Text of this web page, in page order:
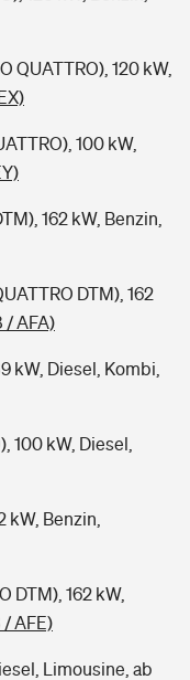
QUATTRO), 120 kW,
100 kW,
162 kW, Benzin,
DTM), 162
/ AFA)
kW, Diesel, Kombi,
100 kW, Diesel,
kW, Benzin,
DTM), 162 kW,
AFE)
Limousine, ab